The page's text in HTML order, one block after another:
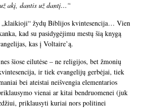
akį, dantis už dantį…“
„klaikioji“ žydų Biblijos kvintesencija… Vien
kad su pasidygėjimu mestų šią knygą
kas į Voltaire’ą.
šiose eilutėse – ne religijos, bet žmonių
ir tiek evangelijų gerbėjai, tiek
bei ateistai neišvengia elementarios
vienai ar kitai bendruomenei (juk
priklausyti kuriai nors politinei